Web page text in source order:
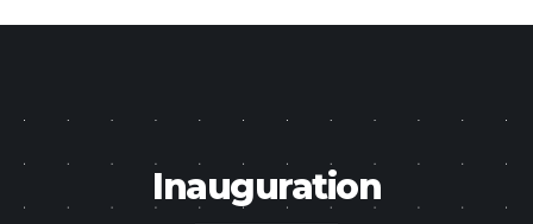
Inauguration